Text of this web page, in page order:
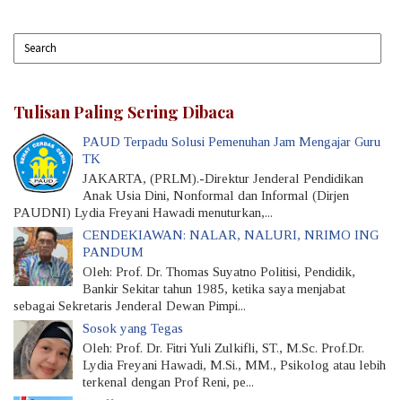
Tulisan Paling Sering Dibaca
PAUD Terpadu Solusi Pemenuhan Jam Mengajar Guru
TK
JAKARTA, (PRLM).-Direktur Jenderal Pendidikan
Anak Usia Dini, Nonformal dan Informal (Dirjen
PAUDNI) Lydia Freyani Hawadi menuturkan,...
CENDEKIAWAN: NALAR, NALURI, NRIMO ING
PANDUM
Oleh: Prof. Dr. Thomas Suyatno Politisi, Pendidik,
Bankir Sekitar tahun 1985, ketika saya menjabat
sebagai Sekretaris Jenderal Dewan Pimpi...
Sosok yang Tegas
Oleh: Prof. Dr. Fitri Yuli Zulkifli, ST., M.Sc. Prof.Dr.
Lydia Freyani Hawadi, M.Si., MM., Psikolog atau lebih
terkenal dengan Prof Reni, pe...